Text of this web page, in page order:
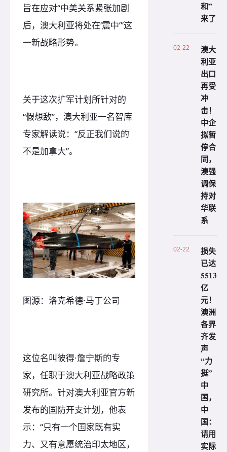
旨在应对“中美关系紧张加剧
后，澳大利亚将处在‘震中’”这
一新战略形势。
关于这次扩军计划所针对的
“假想敌”，澳大利亚一名智库
专家解读说：“反正我们说的
不是加拿大”。
图源：洛克希德·马丁公司
这位名叫彼得·詹宁斯的专
家，任职于澳大利亚战略政策
研究所。针对澳大利亚官方新
发布的国防开支计划，他表
示：“只有一个国家既有实
力、又有意愿统治印太地区，
和”
来了
02-22
澳大
利亚
出口
再受
冲
击！
中企
拟暂
停合
同，
澳强
调保
持对
华联
系
02-22
损失
已达
5513
亿
元！
澳洲
各界
齐发
声
“力
挺”
中
国，
中
国：
请用
实际